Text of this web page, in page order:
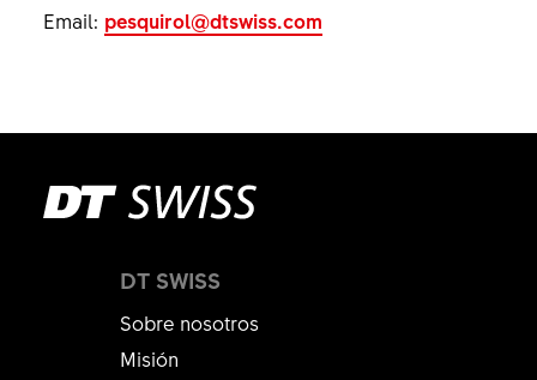
Email: pesquirol@dtswiss.com
DT SWISS
Sobre nosotros
Misión